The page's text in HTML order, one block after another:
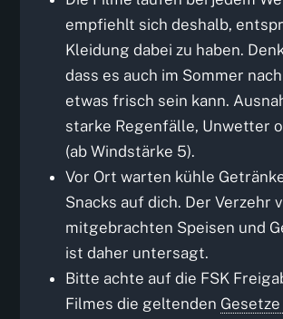
empfiehlt sich deshalb,
Kleidung dabei zu haben.
dass es auch im Sommer
etwas frisch sein kann.
starke Regenfälle, Unwetter
(ab Windstärke 5).
Vor Ort warten kühle
Snacks auf dich. Der Verzehr
mitgebrachten Speisen und
ist daher untersagt.
Bitte achte auf die FSK
Filmes die geltenden Gesetze